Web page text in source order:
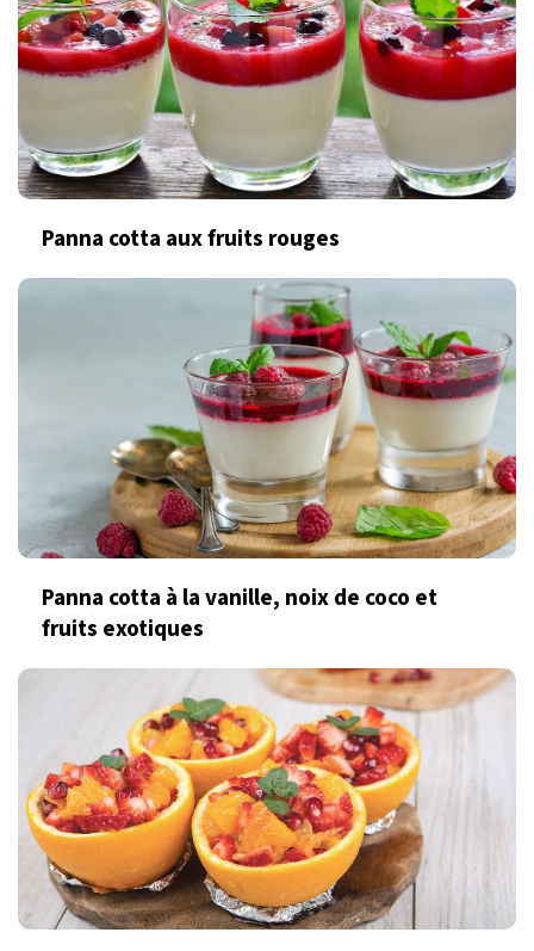
Panna cotta aux fruits rouges
Panna cotta à la vanille, noix de coco et
fruits exotiques